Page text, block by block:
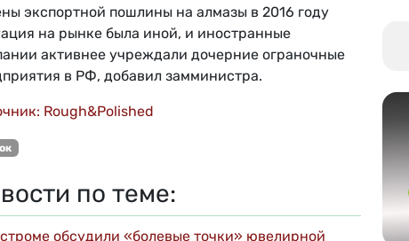
экспортной пошлины на алмазы в 2016 году
на рынке была иной, и иностранные
активнее учреждали дочерние ограночные
в РФ, добавил замминистра.
Rough&Polished
по теме:
обсудили «болевые точки» ювелирной